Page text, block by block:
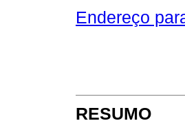
Endereço
RESUMO